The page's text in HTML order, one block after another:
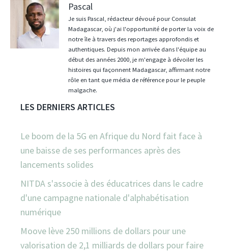
Pascal
Je suis Pascal, rédacteur dévoué pour Consulat
Madagascar, où j'ai l'opportunité de porter la voix de
notre île à travers des reportages approfondis et
authentiques. Depuis mon arrivée dans l'équipe au
début des années 2000, je m'engage à dévoiler les
histoires qui façonnent Madagascar, affirmant notre
rôle en tant que média de référence pour le peuple
malgache.
LES DERNIERS ARTICLES
Le boom de la 5G en Afrique du Nord fait face à
une baisse de ses performances après des
lancements solides
NITDA s'associe à des éducatrices dans le cadre
d'une campagne nationale d'alphabétisation
numérique
Moove lève 250 millions de dollars pour une
valorisation de 2,1 milliards de dollars pour faire